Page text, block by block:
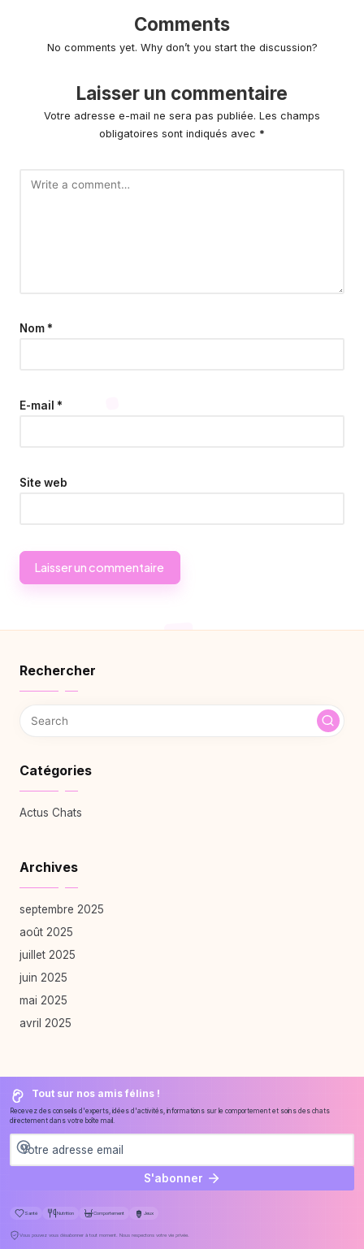
Comments
No comments yet. Why don’t you start the discussion?
Laisser un commentaire
Votre adresse e-mail ne sera pas publiée. Les champs
obligatoires sont indiqués avec *
Nom *
E-mail *
Site web
Rechercher
Catégories
Actus Chats
Archives
septembre 2025
août 2025
juillet 2025
juin 2025
mai 2025
avril 2025
Tout sur nos amis félins !
Recevez des conseils d'experts, idées d'activités, informations sur le comportement et soins des chats
directement dans votre boîte mail.
S'abonner
Santé Nutrition Comportement Jeux
Vous pouvez vous désabonner à tout moment. Nous respectons votre vie privée.